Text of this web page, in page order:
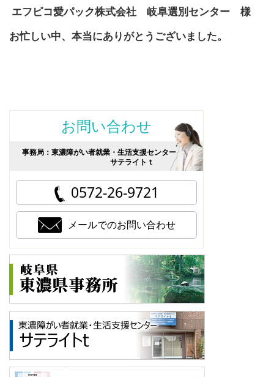
エフピコ愛パック株式会社 岐阜選別センター 様
お忙しい中、本当にありがとうございました。
お問い合わせ
事務局：東濃障がい者就業・生活支援センター
サテライトｔ
0572-26-9721
メールでのお問い合わせ